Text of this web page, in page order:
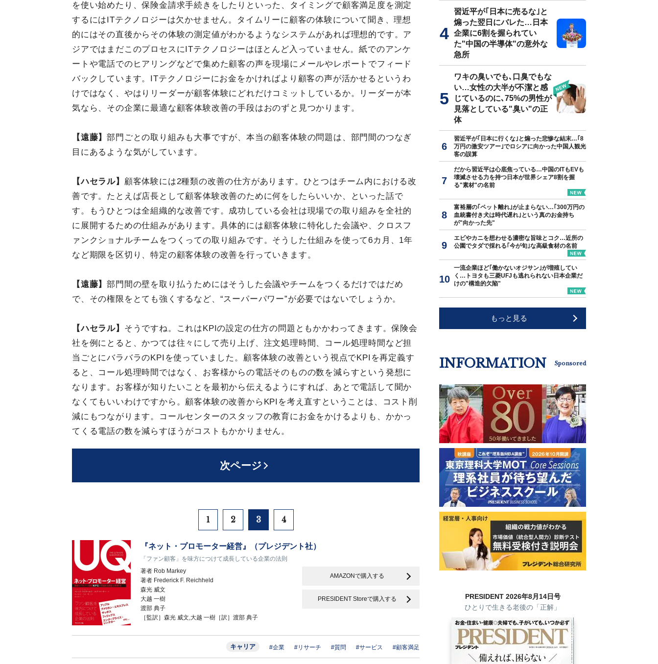
を使い始めたり、保険金請求手続きをしたりといった、タイミングで顧客満足度を測定
するにはITテクノロジーは欠かせません。タイムリーに顧客の体験について聞き、理想
的にはその直後からその体験の測定値がわかるようなシステムがあれば理想的です。ア
ジアではまだこのプロセスにITテクノロジーはほとんど入っていません。紙でのアンケ
ートや電話でのヒアリングなどで集めた顧客の声を現場にメールやレポートでフィード
バックしています。ITテクノロジーにお金をかければより顧客の声が活かせるというわ
けではなく、やはりリーダーが顧客体験にどれだけコミットしているか。リーダーが本
気なら、その企業に最適な顧客体験改善の手段はおのずと見つかります。
【遠藤】部門ごとの取り組みも大事ですが、本当の顧客体験の問題は、部門間のつなぎ
目にあるような気がしています。
【ハセラル】 顧客体験には2種類の改善の仕方があります。ひとつはチーム内における改
善です。たとえば店長として顧客体験改善のために何をしたらいいか、といった話で
す。もうひとつは全組織的な改善です。成功している会社は現場での取り組みを全社的
に展開するための仕組みがあります。具体的には顧客体験に特化した会議や、クロスフ
ァンクショナルチームをつくっての取り組みです。そうした仕組みを使って6カ月、1年
など期限を区切り、特定の顧客体験の改善を行っていきます。
【遠藤】部門間の壁を取り払うためにはそうした会議やチームをつくるだけではだめ
で、その権限をとても強くするなど、“スーパーパワー”が必要ではないでしょうか。
【ハセラル】 そうですね。これはKPIの設定の仕方の問題ともかかわってきます。保険会
社を例にとると、かつては往々にして売り上げ、注文処理時間、コール処理時間など担
当ごとにバラバラのKPIを使っていました。顧客体験の改善という視点でKPIを再定義す
ると、コール処理時間ではなく、お客様からの電話そのものの数を減らすという発想に
なります。お客様が知りたいことを最初から伝えるようにすれば、あとで電話して聞か
なくてもいいわけですから。顧客体験の改善からKPIを考え直すということは、コスト削
減にもつながります。コールセンターのスタッフの教育にお金をかけるよりも、かかっ
てくる電話の数を減らすほうがコストもかかりません。
次ページ
1 2 3 4
『ネット・プロモーター経営』（プレジデント社）
「ファン顧客」を味方につけて成長している企業の法則
著者 Rob Markey
著者 Frederick F. Reichheld
森光 威文
大越 一樹
渡部 典子
［監訳］森光 威文,大越 一樹［訳］渡部 典子
AMAZONで購入する
PRESIDENT Storeで購入する
キャリア #企業 #リサーチ #質問 #サービス #顧客満足
習近平が｢日本に売るな｣と
煽った翌日にバレた…日本
企業に6割を握られてい
た"中国の半導体"の意外な
急所
ワキの臭いでも､口臭でもな
い…女性の大半が不潔と感
じているのに､75%の男性が
見落としている"臭い"の正
体
習近平が｢日本に行くな｣と煽った悲惨な結末…｢8
万円の激安ツアー｣でロシアに向かった中国人観光
客の誤算
だから習近平は心底焦っている…中国のITもEVも
壊滅させる力を持つ日本が世界シェア8割を握
る"素材"の名前
富裕層の｢ペット離れ｣が止まらない…｢300万円の
血統書付き犬は時代遅れ｣という真のお金持ち
が"向かった先"
エビやカニを想わせる濃密な旨味とコク…近所の
公園でタダで採れる｢今が旬｣な高級食材の名前
一流企業ほど｢働かないオジサン｣が増殖してい
く…トヨタも三菱UFJも逃れられない日本企業だ
けの"構造的欠陥"
もっと見る
INFORMATION Sponsored
PRESIDENT 2026年8月14日号
ひとりで生きる老後の「正解」